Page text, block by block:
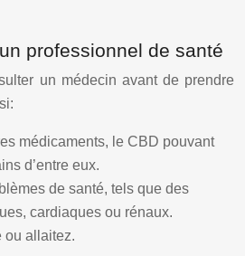
professionnel de santé
un médecin avant de prendre
médicaments, le CBD pouvant
d’entre eux.
de santé, tels que des
cardiaques ou rénaux.
ou allaitez.